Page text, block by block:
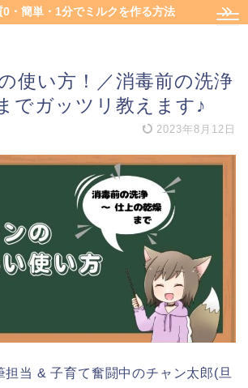
0・簡単・1分でミルクを作る方法
使い方！／消毒前の洗浄
でガッツリ教えます♪
2023年8月12日
担当 & 子育て奮闘中のチャン太郎(旦